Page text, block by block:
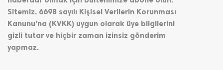
Sitemiz, 6698 sayılı Kişisel Verilerin Korunması
Kanunu'na (KVKK) uygun olarak üye bilgilerini
gizli tutar ve hiçbir zaman izinsiz gönderim
yapmaz.